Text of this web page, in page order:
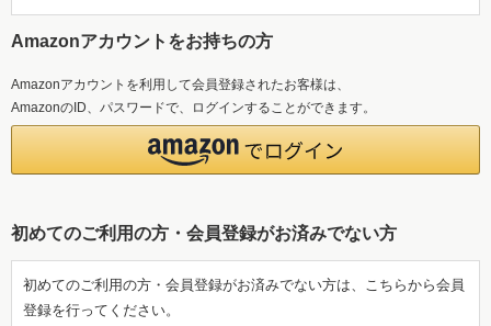
Amazonアカウントをお持ちの方
Amazonアカウントを利用して会員登録されたお客様は、
AmazonのID、パスワードで、ログインすることができます。
初めてのご利用の方・会員登録がお済みでない方
初めてのご利用の方・会員登録がお済みでない方は、こちらから会員
登録を行ってください。